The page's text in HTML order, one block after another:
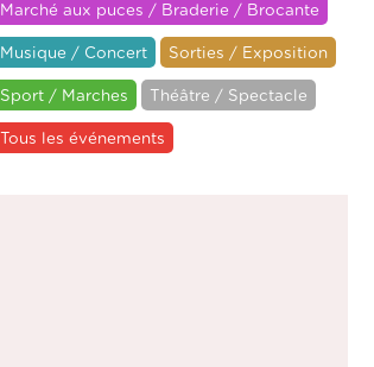
Marché aux puces / Braderie / Brocante
Musique / Concert Sorties / Exposition
Sport / Marches Théâtre / Spectacle
Tous les événements